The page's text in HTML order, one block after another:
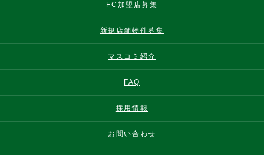
FC加盟店募集
新規店舗物件募集
マスコミ紹介
FAQ
採用情報
お問い合わせ